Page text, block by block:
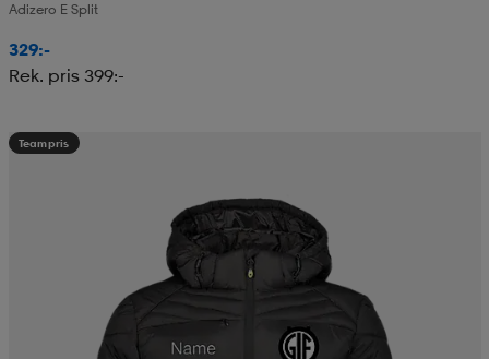
Adizero E Split
329:-
Rek. pris 399:-
Teampris